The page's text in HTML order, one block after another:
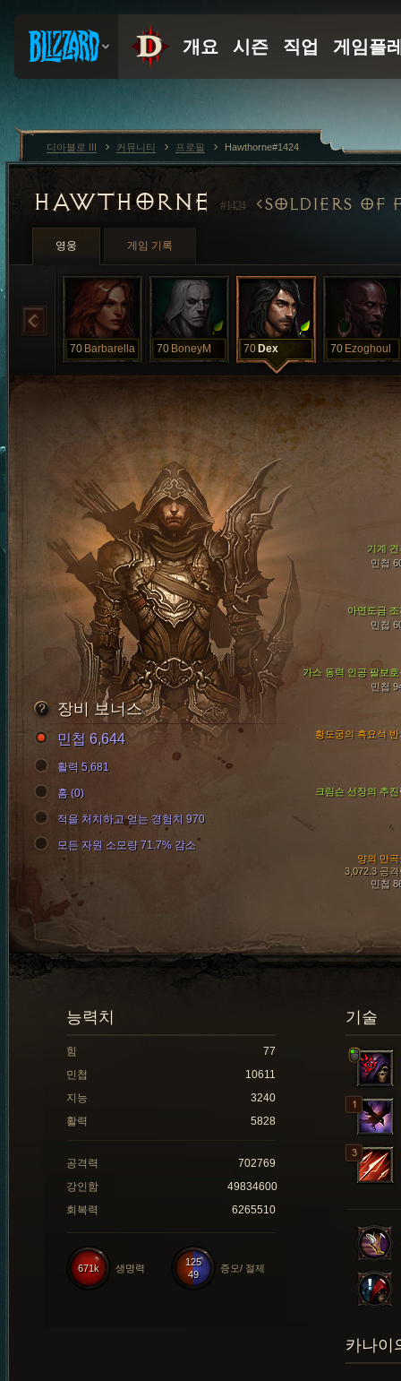
HAWTHORNE #1424 SOLDIERS OF
영웅 게임 기록
70 Barbarella 70 BoneyM 70 Dex 70 Ezoghoul
아연도금 조
민첩
가스 동력 인공 팔보호
민첩
기계 견
민첩
크림슨 선장의 추진
양의 만곡
3,072.3 공격
민첩
황도궁의 흑요석 반
장비 보너스
민첩 6,644
활력 5,681
홈 (0)
적을 처치하고 얻는 경험치 970
모든 자원 소모량 71.7% 감소
기술
능력치
힘
77
민첩
10611
지능
3240
활력
5828
공격력
702769
강인함
49834600
회복력
6265510
125
49
증오/ 절제
671k 생명력
카나이
디아블로 III 커뮤니티 프로필 Hawthorne#1424